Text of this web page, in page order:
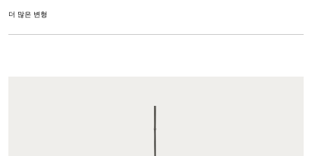
더 많은 변형